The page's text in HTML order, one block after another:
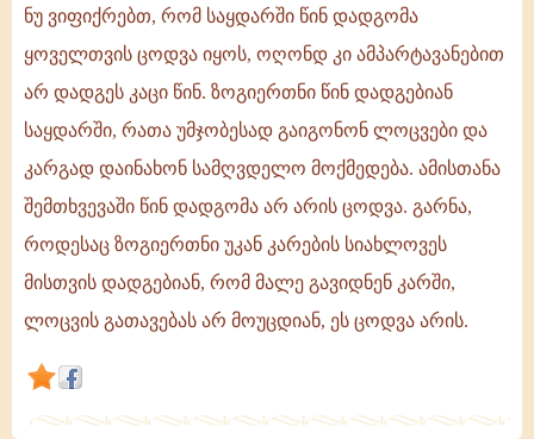
ნუ
ვიფიქრებთ,
რომ
საყდარში
წინ
დადგომა
ყოველთვის
ცოდვა
იყოს,
ოღონდ
კი
ამპარტავანებით
არ
დადგეს
ნუ ვიფიქრებთ, რომ საყდარში წინ დადგომა
ყოველთვის ცოდვა იყოს, ოღონდ კი ამპარტავანებით
არ დადგეს კაცი წინ. ზოგიერთნი წინ დადგებიან
საყდარში, რათა უმჯობესად გაიგონონ ლოცვები და
კარგად დაინახონ სამღვდელო მოქმედება. ამისთანა
შემთხვევაში წინ დადგომა არ არის ცოდვა. გარნა,
როდესაც ზოგიერთნი უკან კარების სიახლოვეს
მისთვის დადგებიან, რომ მალე გავიდნენ კარში,
ლოცვის გათავებას არ მოუცდიან, ეს ცოდვა არის.